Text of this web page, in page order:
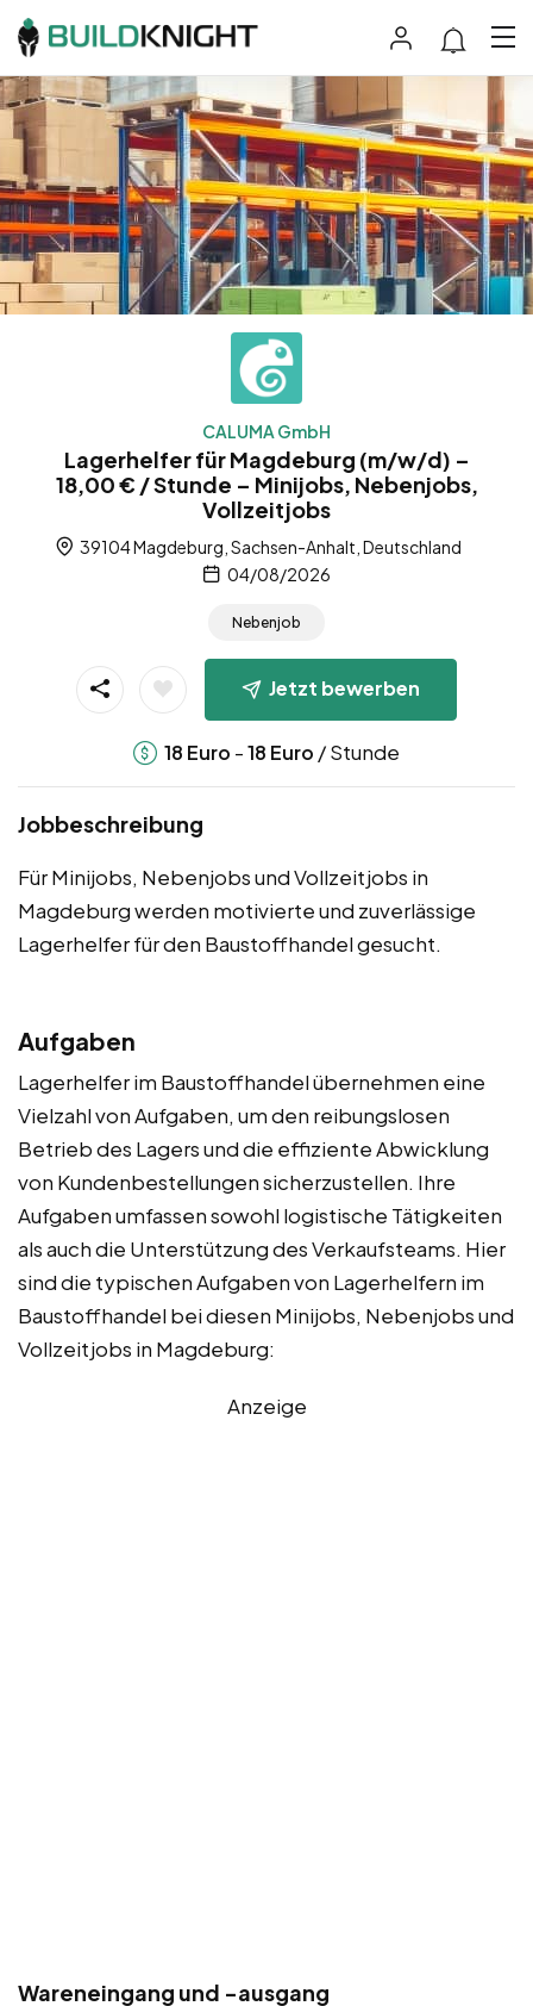
CALUMA GmbH
Lagerhelfer für Magdeburg (m/w/d) –
18,00 € / Stunde – Minijobs, Nebenjobs,
Vollzeitjobs
39104 Magdeburg, Sachsen-Anhalt, Deutschland
04/08/2026
Nebenjob
Jetzt bewerben
18 Euro -18 Euro / Stunde
Jobbeschreibung
Für Minijobs, Nebenjobs und Vollzeitjobs in
Magdeburg werden motivierte und zuverlässige
Lagerhelfer für den Baustoffhandel gesucht.
Aufgaben
Lagerhelfer im Baustoffhandel übernehmen eine
Vielzahl von Aufgaben, um den reibungslosen
Betrieb des Lagers und die effiziente Abwicklung
von Kundenbestellungen sicherzustellen. Ihre
Aufgaben umfassen sowohl logistische Tätigkeiten
als auch die Unterstützung des Verkaufsteams. Hier
sind die typischen Aufgaben von Lagerhelfern im
Baustoffhandel bei diesen Minijobs, Nebenjobs und
Vollzeitjobs in Magdeburg:
Anzeige
Wareneingang und -ausgang